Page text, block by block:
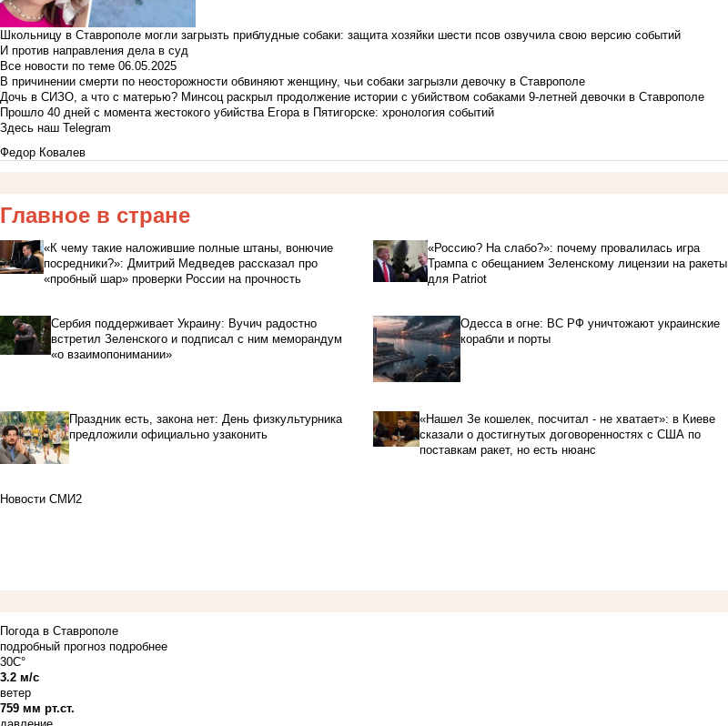
Школьницу в Ставрополе могли загрызть приблудные собаки: защита хозяйки шести псов озвучила свою версию событий
И против направления дела в суд
Все новости по теме 06.05.2025
В причинении смерти по неосторожности обвиняют женщину, чьи собаки загрызли девочку в Ставрополе
Дочь в СИЗО, а что с матерью? Минсоц раскрыл продолжение истории с убийством собаками 9-летней девочки в Ставрополе
Прошло 40 дней с момента жестокого убийства Егора в Пятигорске: хронология событий
Здесь наш Telegram
Федор Ковалев
Главное в стране
«К чему такие наложившие полные штаны, вонючие
посредники?»: Дмитрий Медведев рассказал про
«пробный шар» проверки России на прочность
«Россию? На слабо?»: почему провалилась игра
Трампа с обещанием Зеленскому лицензии на ракеты
для Patriot
Сербия поддерживает Украину: Вучич радостно
встретил Зеленского и подписал с ним меморандум
«о взаимопонимании»
Одесса в огне: ВС РФ уничтожают украинские
корабли и порты
Праздник есть, закона нет: День физкультурника
предложили официально узаконить
«Нашел Зе кошелек, посчитал - не хватает»: в Киеве
сказали о достигнутых договоренностях с США по
поставкам ракет, но есть нюанс
Новости СМИ2
Погода в Ставрополе
подробный прогноз подробнее
30C°
3.2 м/с
ветер
759 мм рт.ст.